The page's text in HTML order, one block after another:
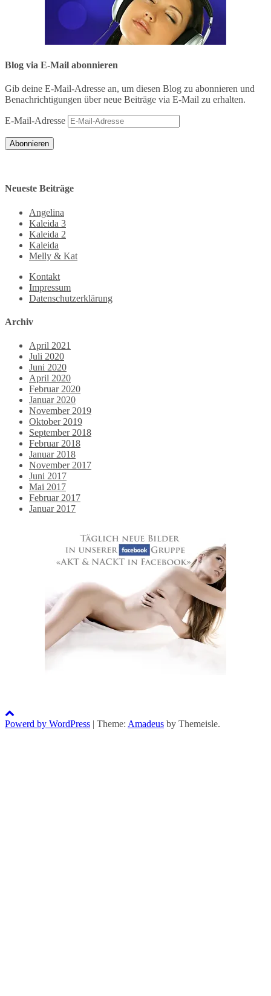
Blog via E-Mail abonnieren
Gib deine E-Mail-Adresse an, um diesen Blog zu abonnieren und
Benachrichtigungen über neue Beiträge via E-Mail zu erhalten.
E-Mail-Adresse
Abonnieren
Neueste Beiträge
Angelina
Kaleida 3
Kaleida 2
Kaleida
Melly & Kat
Kontakt
Impressum
Datenschutzerklärung
Archiv
April 2021
Juli 2020
Juni 2020
April 2020
Februar 2020
Januar 2020
November 2019
Oktober 2019
September 2018
Februar 2018
Januar 2018
November 2017
Juni 2017
Mai 2017
Februar 2017
Januar 2017
Powerd by WordPress | Theme: Amadeus by Themeisle.